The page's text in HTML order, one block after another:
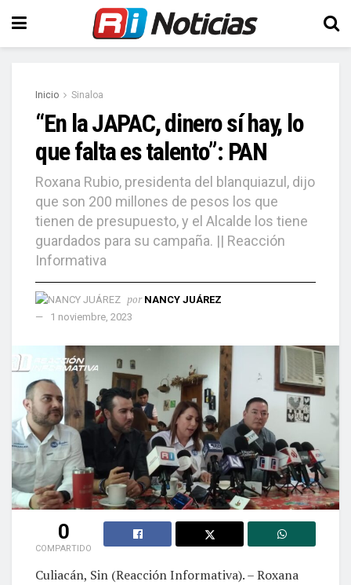
Inicio Sinaloa
“En la JAPAC, dinero sí hay, lo
que falta es talento”: PAN
Roxana Rubio, presidenta del blanquiazul, dijo
que son 200 millones de pesos los que
tienen de presupuesto, y el Alcalde los tiene
guardados para su campaña. || Reacción
Informativa
por NANCY JUÁREZ
1 noviembre, 2023
0
COMPARTIDO
Culiacán, Sin (Reacción Informativa). – Roxana